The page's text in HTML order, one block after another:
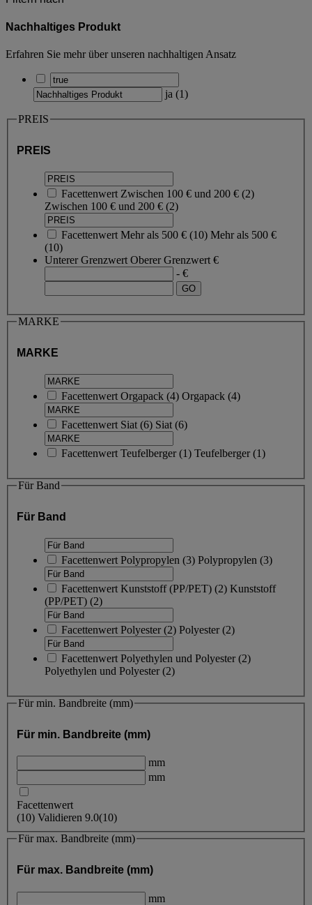
Nachhaltiges Produkt
Erfahren Sie mehr über unseren nachhaltigen Ansatz
ja (1)
PREIS
PREIS
Facettenwert Zwischen 100 € und 200 € (2)
Zwischen 100 € und 200 € (2)
Facettenwert Mehr als 500 € (10) Mehr als 500 €
(10)
Unterer Grenzwert Oberer Grenzwert €
- €
MARKE
MARKE
Facettenwert Orgapack (4) Orgapack (4)
Facettenwert Siat (6) Siat (6)
Facettenwert Teufelberger(1) Teufelberger(1)
Für Band
Für Band
Facettenwert Polypropylen (3) Polypropylen (3)
Facettenwert Kunststoff (PP/PET) (2) Kunststoff
(PP/PET) (2)
Facettenwert Polyester(2) Polyester(2)
Facettenwert Polyethylen und Polyester(2)
Polyethylen und Polyester(2)
Für min. Bandbreite (mm)
Für min. Bandbreite (mm)
mm
mm
Facettenwert
(10) Validieren 9.0(10)
Für max. Bandbreite (mm)
Für max. Bandbreite (mm)
mm